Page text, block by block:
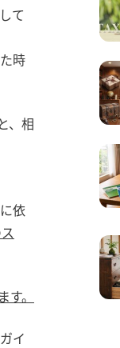
て
時
、相
依
。
イ